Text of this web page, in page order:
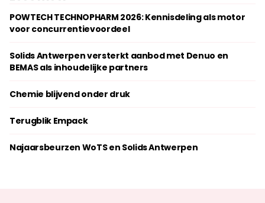
POWTECH TECHNOPHARM 2026: Kennisdeling als motor
voor concurrentievoordeel
Solids Antwerpen versterkt aanbod met Denuo en
BEMAS als inhoudelijke partners
Chemie blijvend onder druk
Terugblik Empack
Najaarsbeurzen WoTS en Solids Antwerpen